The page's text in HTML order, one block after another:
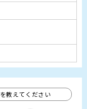
教えてください